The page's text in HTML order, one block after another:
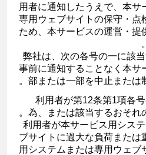
用者に通知したうえで、本サ
専用ウェブサイトの保守・点
ため、本サービスの運営・提
2．弊社は、次の各号の一に該
事前に通知することなく本サ
部または一部を中止または
（1）利用者が第12条第1項
為、または該当するおそれ
（2）利用者が本サービス用シ
ブサイトに過大な負荷または
用システムまたは専用ウェブ